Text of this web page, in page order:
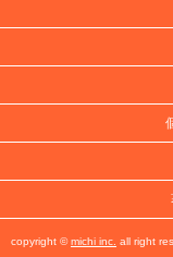
copyright ©michi inc. all right